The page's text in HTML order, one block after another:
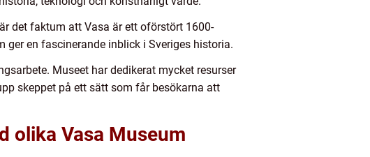
det faktum att Vasa är ett oförstört 1600-
ger en fascinerande inblick i Sveriges historia.
Museet har dedikerat mycket resurser
skeppet på ett sätt som får besökarna att
olika Vasa Museum